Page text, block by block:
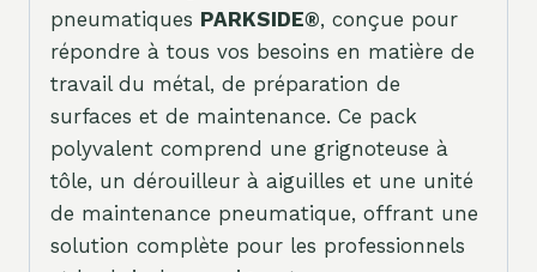
pneumatiques PARKSIDE®, conçue pour
répondre à tous vos besoins en matière de
travail du métal, de préparation de
surfaces et de maintenance. Ce pack
polyvalent comprend une grignoteuse à
tôle, un dérouilleur à aiguilles et une unité
de maintenance pneumatique, offrant une
solution complète pour les professionnels